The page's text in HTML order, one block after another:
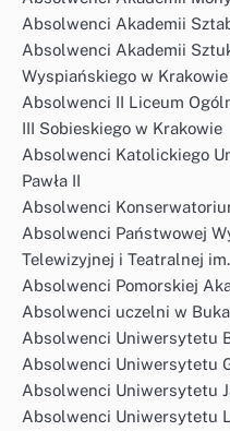
Absolwenci Akademii
Absolwenci Akademii
Wyspiańskiego w Krakowie
Absolwenci II Liceum
III Sobieskiego w Krakowie
Absolwenci Katolickiego
Pawła II
Absolwenci
Absolwenci Państwowej
Telewizyjnej i Teatralnej
Absolwenci Pomorskiej
Absolwenci uczelni w
Absolwenci Uniwersytetu
Absolwenci Uniwersytetu
Absolwenci Uniwersytetu
Absolwenci Uniwersytetu